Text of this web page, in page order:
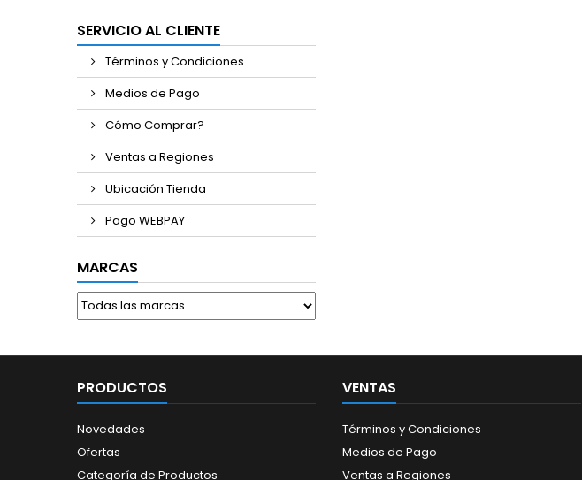
SERVICIO AL CLIENTE
Términos y Condiciones
Medios de Pago
Cómo Comprar?
Ventas a Regiones
Ubicación Tienda
Pago WEBPAY
MARCAS
PRODUCTOS
Novedades
Ofertas
Categoría de Productos
VENTAS
Términos y Condiciones
Medios de Pago
Ventas a Regiones